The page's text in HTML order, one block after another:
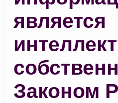
Законом